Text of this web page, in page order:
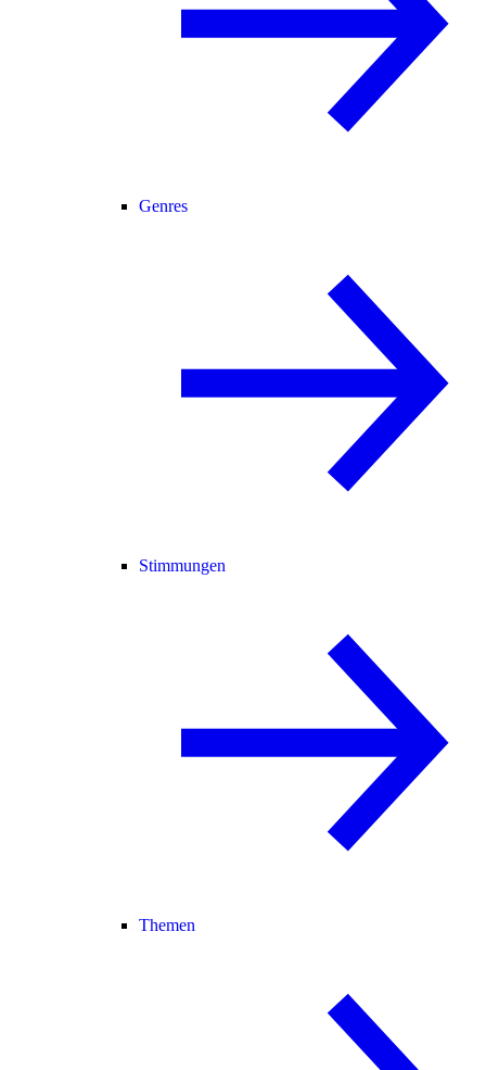
Genres
Stimmungen
Themen